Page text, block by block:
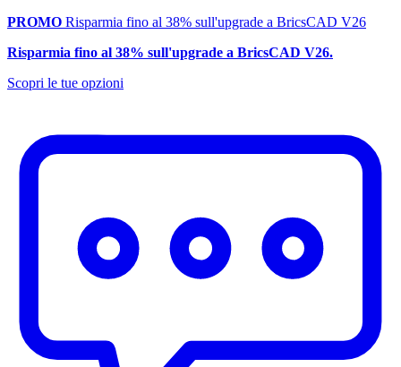
PROMO Risparmia fino al 38% sull'upgrade a BricsCAD V26
Risparmia fino al 38% sull'upgrade a BricsCAD V26.
Scopri le tue opzioni